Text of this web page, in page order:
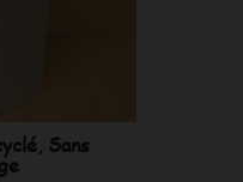
Sans